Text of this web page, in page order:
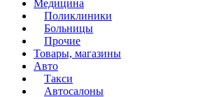
Медицина
Поликлиники
Больницы
Прочие
Товары, магазины
Авто
Такси
Автосалоны